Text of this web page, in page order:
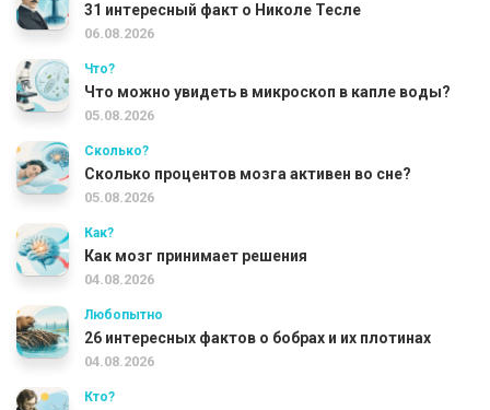
31 интересный факт о Николе Тесле
06.08.2026
Что?
Что можно увидеть в микроскоп в капле воды?
05.08.2026
Сколько?
Сколько процентов мозга активен во сне?
05.08.2026
Как?
Как мозг принимает решения
04.08.2026
Любопытно
26 интересных фактов о бобрах и их плотинах
04.08.2026
Кто?